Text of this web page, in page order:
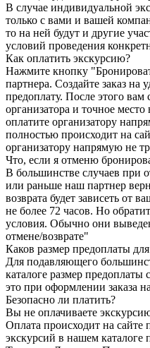
В случае индивидуальной
только с вами и вашей
то на ней будут и другие
условий проведения
Как оплатить экскурсию?
Нажмите кнопку
партнера. Создайте заказ на
предоплату. После этого
организатора и точное
оплатите организатору
полностью происходит на
организатору напрямую не
Что, если я отменю
В большинстве случаев при
или раньше наш партнер
возврата будет зависеть от
не более 72 часов. Но
условия. Обычно они
отмене/возврате"
Каков размер предоплаты
Для подавляющего
каталоге размер предоплаты
это при оформлении заказа
Безопасно ли платить?
Вы не оплачиваете
Оплата происходит на сайте
экскурсий в нашем каталоге